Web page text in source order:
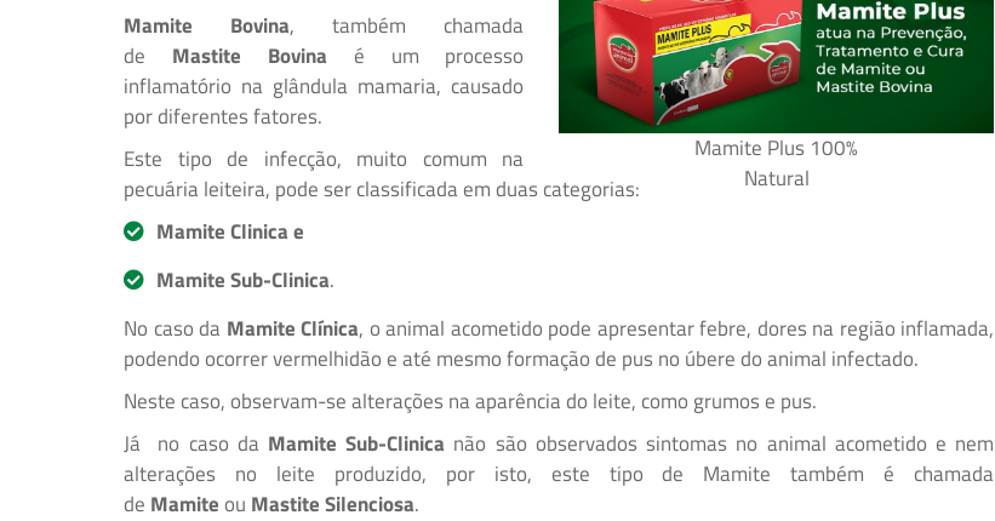
Mamite Plus 100%
Natural
Mamite Bovina, também chamada
de Mastite Bovina é um processo
inflamatório na glândula mamaria, causado
por diferentes fatores.
Este tipo de infecção, muito comum na
pecuária leiteira, pode ser classificada em duas categorias:
Mamite Clinica e
Mamite Sub-Clinica.
No caso da Mamite Clínica, o animal acometido pode apresentar febre, dores na região inflamada,
podendo ocorrer vermelhidão e até mesmo formação de pus no úbere do animal infectado.
Neste caso, observam-se alterações na aparência do leite, como grumos e pus.
Já no caso da Mamite Sub-Clinica não são observados sintomas no animal acometido e nem
alterações no leite produzido, por isto, este tipo de Mamite também é chamada
de Mamite ou Mastite Silenciosa.